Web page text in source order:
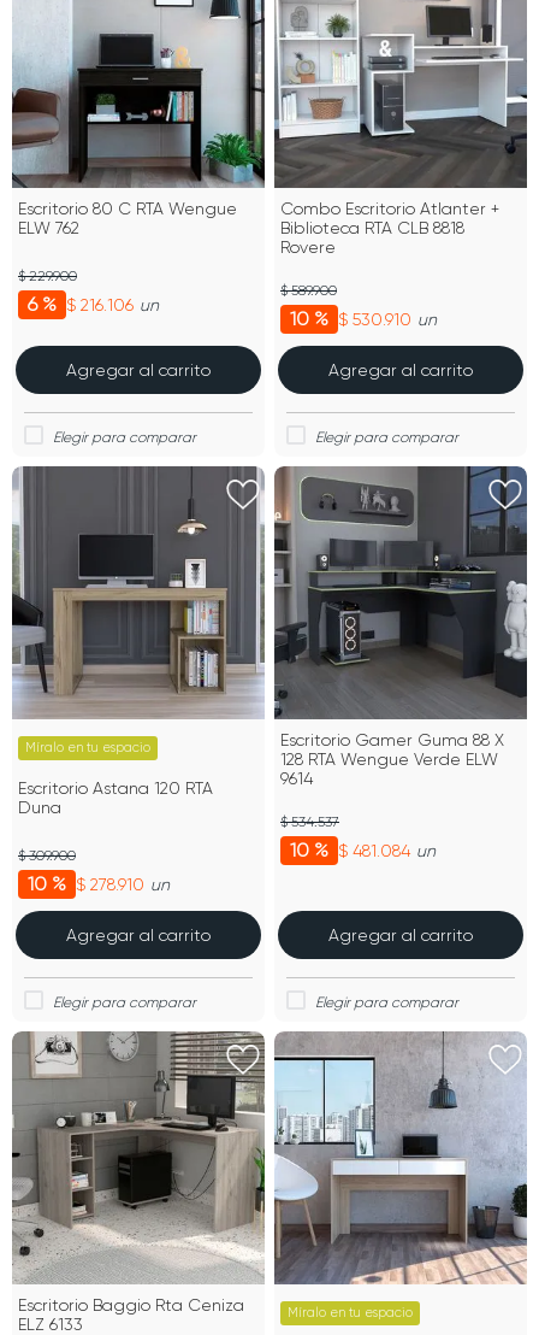
Escritorio 80 C RTA Wengue
ELW 762
6 % $ 216.106
$ 229.900
un
Agregar al carrito
Combo Escritorio Atlanter +
Biblioteca RTA CLB 8818
Rovere
10 % $ 530.910
$ 589.900
un
Agregar al carrito
Míralo en tu espacio
Escritorio Astana 120 RTA
Duna
10 % $ 278.910
$ 309.900
un
Agregar al carrito
Escritorio Gamer Guma 88 X
128 RTA Wengue Verde ELW
9614
10 % $ 481.084
$ 534.537
un
Agregar al carrito
Escritorio Baggio Rta Ceniza
ELZ 6133
Míralo en tu espacio